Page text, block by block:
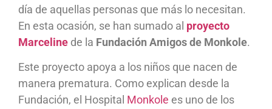
día de aquellas personas que más lo necesitan.
En esta ocasión, se han sumado al proyecto
Marceline de la Fundación Amigos de Monkole.
Este proyecto apoya a los niños que nacen de
manera prematura. Como explican desde la
Fundación, el Hospital Monkole es uno de los